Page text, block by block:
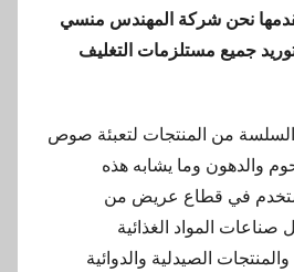
نحن شركة المهندس منسي
جميع مستلزمات التغليف
من المنتجات لتعبئة صوص
والدهون وما يشابه هذه
في قطاع عريض من
صناعات المواد الغذائية
الصيدلية والدوائية